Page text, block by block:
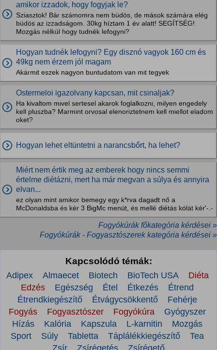
amikor izzadok, hogy fogyjak le?
Sziasztok! Bár számomra nem büdös, de mások számára elég
büdös az izzadságom. 30kg híztam 1 év alatt! SEGÍTSÉG!
Mozgás nélkül hogy tudnék lefogyni?
Hogyan tudnék lefogyni? Egy disznó vagyok 160 cm és
49kg nem érzem jól magam
Akármit eszek nagyon buntudatom van mit tegyek
Ostermeloi igazolvany kapcsan, mit csinaljak?
Ha kivaltom mivel sertesel akarok foglalkozni, milyen engedely
kell pluszba? Marmint orvosal elenoriztetnem kell miellot eladom
oket?
Hogyan lehet eltüntetni a narancsbőrt, ha lehet?
Miért nem értik meg az emberek hogy nincs semmi
értelme diétázni, mert ha már megvan a súlya és annyira
elvan...
ez olyan mint amikor bemegy egy k*rva dagadt nő a
McDonaldsba és kér 3 BigMc menüt, és mellé diétás kólát kér'-.-
Fogyókúrák főkategória kérdései »
Fogyókúrák - Fogyasztószerek kategória kérdései »
Kapcsolódó témák:
Adipex Almaecet Biotech BioTech USA
Diéta
Edzés
Egészség Étel Étkezés
Étrend
Étrendkiegészítő
Étvágycsökkentő
Fehérje
Fogyás
Fogyasztószer Fogyókúra
Gyógyszer
Hízás
Kalória Kapszula L-karnitin
Mozgás
Sport
Súly Tabletta Táplálékkiegészítő
Tea
Zsír
Zsírégetés Zsírégető